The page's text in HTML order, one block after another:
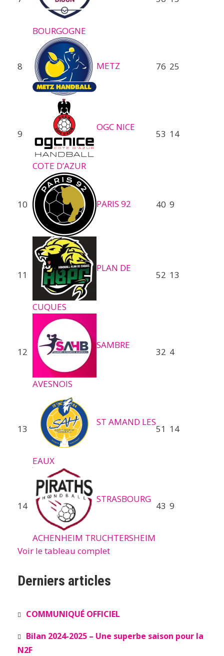
BOURGOGNE
8 METZ 76 25
9
OGC NICE
COTE D’AZUR
53 14
10 PARIS 92 40 9
11
PLAN DE
CUQUES
52 13
12
SAMBRE
AVESNOIS
32 4
13
ST AMAND LES
EAUX
51 14
14
STRASBOURG
ACHENHEIM TRUCHTERSHEIM
43 9
Voir le tableau complet
Derniers articles
COMMUNIQUÉ OFFICIEL
Bilan 2024-2025 – Une superbe saison pour la
N2F